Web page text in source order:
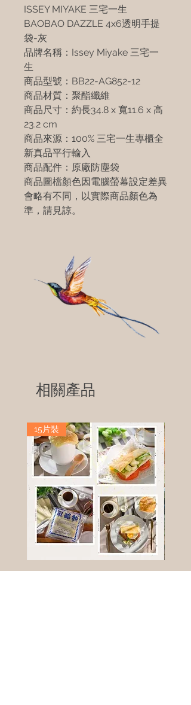
ISSEY MIYAKE 三宅一生
BAOBAO DAZZLE 4x6透明手提
袋-灰
品牌名稱：Issey Miyake 三宅一
生
商品型號：BB22-AG852-12
商品材質：聚酯纖維
商品尺寸：約長34.8 x 寬11.6 x 高
23.2 cm
商品來源：100% 三宅一生專櫃全
新真品平行輸入
商品配件：原廠防塵袋
商品圖檔顏色因電腦螢幕設定差異
會略有不同，以實際商品顏色為
準，請見諒。
相關產品
15片裝